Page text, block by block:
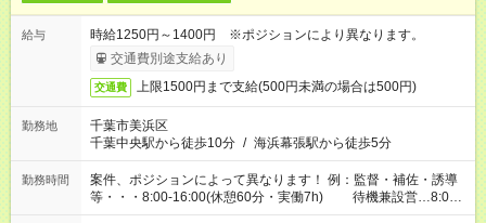
給与
時給1250円～1400円 ※ポジションにより異なります。
交通費別途支給あり
交通費 上限1500円まで支給(500円未満の場合は500円)
勤務地
千葉市美浜区
千葉中央駅から徒歩10分 / 海浜幕張駅から徒歩5分
勤務時間
案件、ポジションによって異なります！ 例：監督・補佐・誘導
等・・・8:00-16:00(休憩60分・実働7h) 待機兼設営…8:00-
10:00(実働2h)